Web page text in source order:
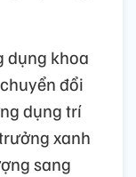
dụng khoa
đổi
dụng trí
xanh
sang